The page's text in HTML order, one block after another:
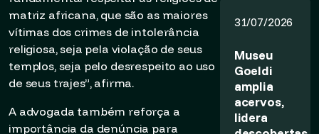
matriz africana, que são as maiores
vítimas dos crimes de intolerância
religiosa, seja pela violação de seus
templos, seja pelo desrespeito ao uso
de seus trajes”, afirma.
A advogada também reforça a
importância da denúncia para
31/07/2026
Museu
Goeldi
amplia
acervos,
lidera